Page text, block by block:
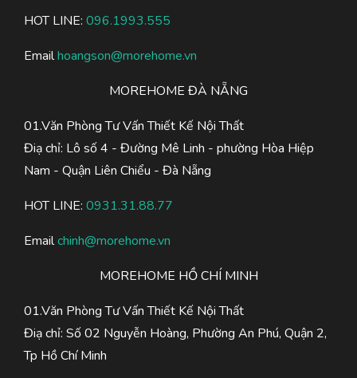
HOT LINE: 096.1993.555
Emailhoangson@morehome.vn
MOREHOME ĐÀ NẴNG
01.Văn Phòng Tư Vấn Thiết Kế Nội Thất
Điạ chỉ: Lô số 4 - Đường Mê Linh - phường Hòa Hiệp
Nam - Quận Liên Chiểu - Đà Nẵng
HOT LINE: 0931.31.88.77
Emailchinh@morehome.vn
MOREHOME HỒ CHÍ MINH
01.Văn Phòng Tư Vấn Thiết Kế Nội Thất
Điạ chỉ: Số 02 Nguyễn Hoàng, Phường An Phú, Quận 2,
Tp Hồ Chí Minh